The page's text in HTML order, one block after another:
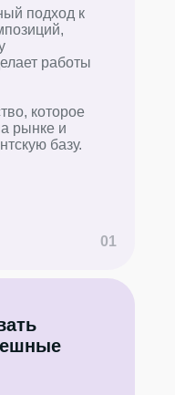
01
подход к
работы
которое
рынке и
базу.